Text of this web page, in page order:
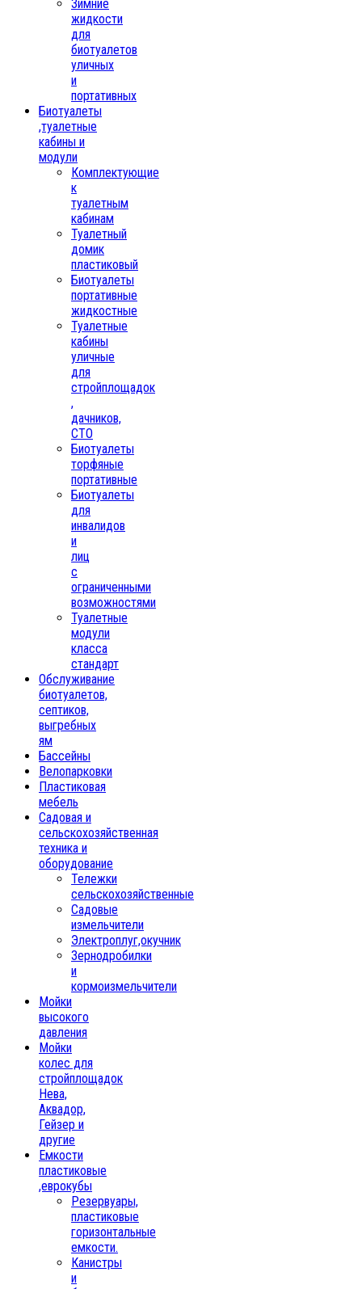
Зимние
жидкости
для
биотуалетов
уличных
и
портативных
Биотуалеты
,туалетные
кабины и
модули
Комплектующие
к
туалетным
кабинам
Туалетный
домик
пластиковый
Биотуалеты
портативные
жидкостные
Туалетные
кабины
уличные
для
стройплощадок
,
дачников,
СТО
Биотуалеты
торфяные
портативные
Биотуалеты
для
инвалидов
и
лиц
с
ограниченными
возможностями
Туалетные
модули
класса
стандарт
Обслуживание
биотуалетов,
септиков,
выгребных
ям
Бассейны
Велопарковки
Пластиковая
мебель
Садовая и
сельскохозяйственная
техника и
оборудование
Тележки
сельскохозяйственные
Садовые
измельчители
Электроплуг,окучник
Зернодробилки
и
кормоизмельчители
Мойки
высокого
давления
Мойки
колес для
стройплощадок
Нева,
Аквадор,
Гейзер и
другие
Емкости
пластиковые
,еврокубы
Резервуары,
пластиковые
горизонтальные
емкости.
Канистры
и